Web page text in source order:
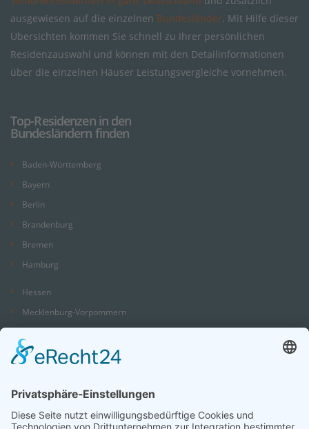
ausgewiesen auf die einzelnen Bundesländer. Mit Hilfe dieser
Übersichten kommen Sie schnell zu Ihrer persönlichen
Residenzauswahl und können mit den Detailinformationen
über die einzelnen Häuser Leistungsvergleiche vornehmen.
Top-Residenzen in den
Bundesländern finden
Baden-Württemberg
Bayern
Berlin
Brandenburg
Bremen
Hamburg
Hessen
Mecklenburg-Vorpommern
Niedersachsen
Nordrhein-Westfalen
Saarland
Sachsen